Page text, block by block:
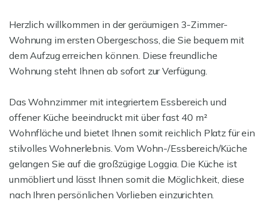
Herzlich willkommen in der geräumigen 3-Zimmer-
Wohnung im ersten Obergeschoss, die Sie bequem mit
dem Aufzug erreichen können. Diese freundliche
Wohnung steht Ihnen ab sofort zur Verfügung.
Das Wohnzimmer mit integriertem Essbereich und
offener Küche beeindruckt mit über fast 40 m²
Wohnfläche und bietet Ihnen somit reichlich Platz für ein
stilvolles Wohnerlebnis. Vom Wohn-/Essbereich/Küche
gelangen Sie auf die großzügige Loggia. Die Küche ist
unmöbliert und lässt Ihnen somit die Möglichkeit, diese
nach Ihren persönlichen Vorlieben einzurichten.